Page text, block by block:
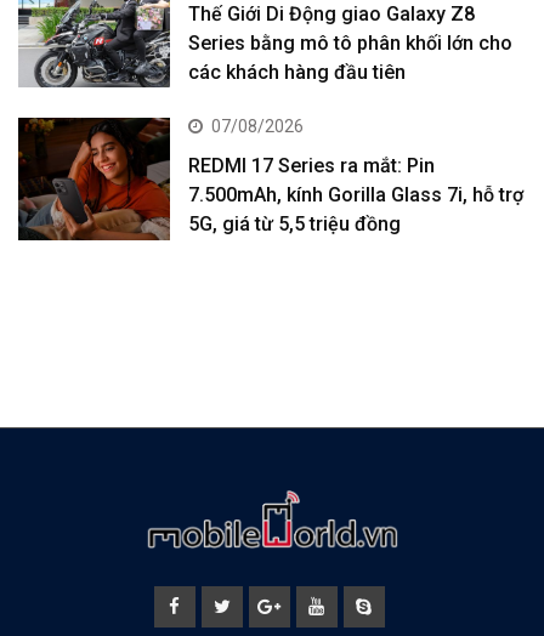
Thế Giới Di Động giao Galaxy Z8
Series bằng mô tô phân khối lớn cho
các khách hàng đầu tiên
07/08/2026
REDMI 17 Series ra mắt: Pin
7.500mAh, kính Gorilla Glass 7i, hỗ trợ
5G, giá từ 5,5 triệu đồng